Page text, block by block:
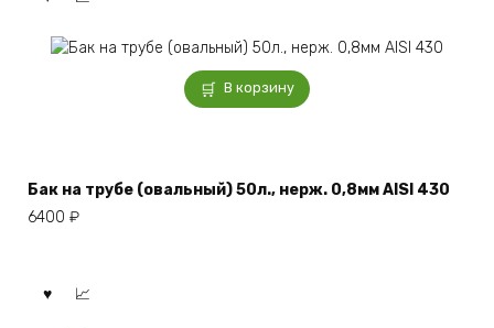
В корзину
Бак на трубе (овальный) 50л., нерж. 0,8мм AISI 430
6400 ₽